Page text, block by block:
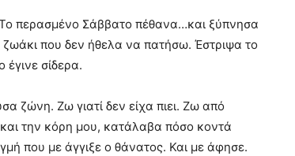
περασμένο Σάββατο πέθανα…και ξύπνησα
που δεν ήθελα να πατήσω. Έστριψα το
σίδερα.
ζώνη. Ζω γιατί δεν είχα πιει. Ζω από
την κόρη μου, κατάλαβα πόσο κοντά
που με άγγιξε ο θάνατος. Και με άφησε.